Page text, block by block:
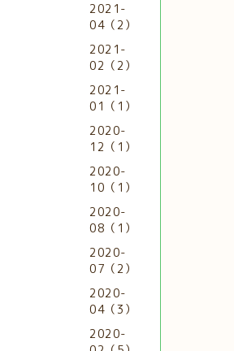
2021-
04（2）
2021-
02（2）
2021-
01（1）
2020-
12（1）
2020-
10（1）
2020-
08（1）
2020-
07（2）
2020-
04（3）
2020-